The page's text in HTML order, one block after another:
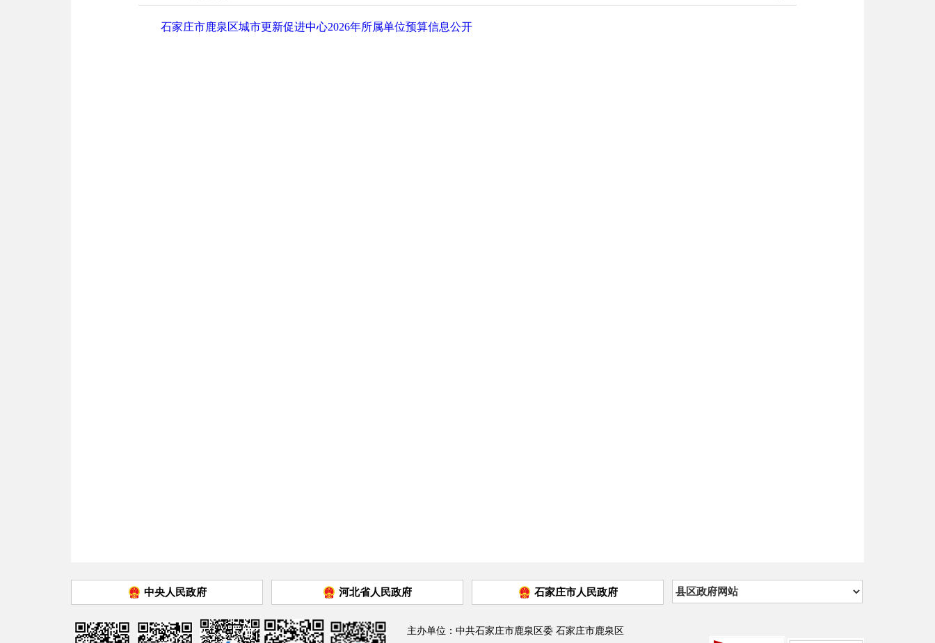
石家庄市鹿泉区城市更新促进中心2026年所属单位预算信息公开